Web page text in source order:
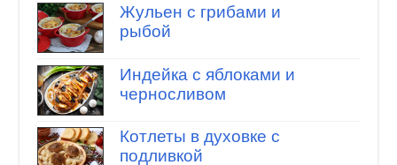
Жульен с грибами и
рыбой
Индейка с яблоками и
черносливом
Котлеты в духовке с
подливкой